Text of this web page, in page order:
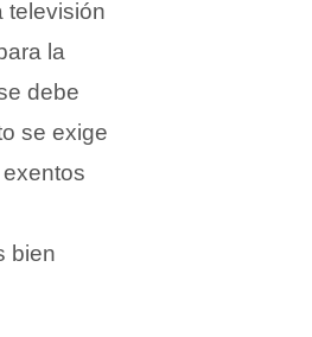
televisión
la
debe
se exige
bien